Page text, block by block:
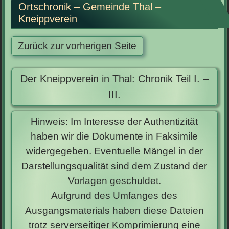
Ortschronik – Gemeinde Thal –
Kneippverein
Der Kneippverein in Thal: Chronik Teil I. –
III.
Hinweis: Im Interesse der Authentizität
haben wir die Dokumente in Faksimile
widergegeben. Eventuelle Mängel in der
Darstellungsqualität sind dem Zustand der
Vorlagen geschuldet.
Aufgrund des Umfanges des
Ausgangsmaterials haben diese Dateien
trotz serverseitiger Komprimierung eine